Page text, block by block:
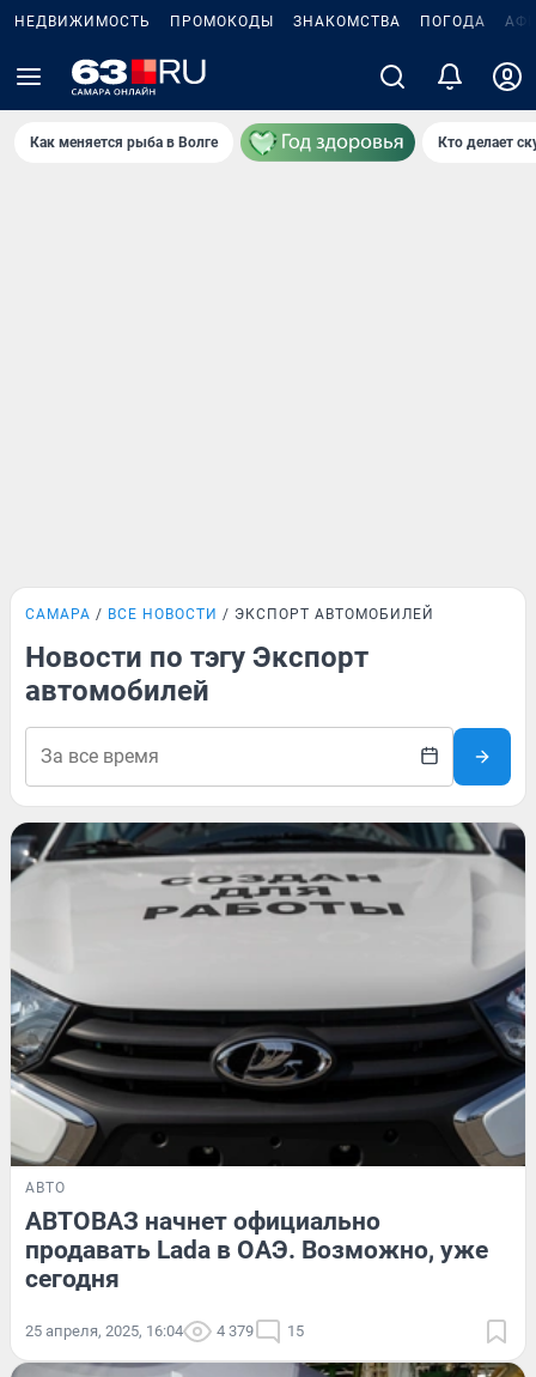
НЕДВИЖИМОСТЬ ПРОМОКОДЫ ЗНАКОМСТВА ПОГОДА
Как меняется рыба в Волге Кто делает
САМАРА ВСЕ НОВОСТИ ЭКСПОРТ АВТОМОБИЛЕЙ
Новости по тэгу Экспорт
автомобилей
АВТО
АВТОВАЗ начнет официально
продавать Lada в ОАЭ. Возможно, уже
сегодня
25 апреля, 2025, 16:04 4 379 15